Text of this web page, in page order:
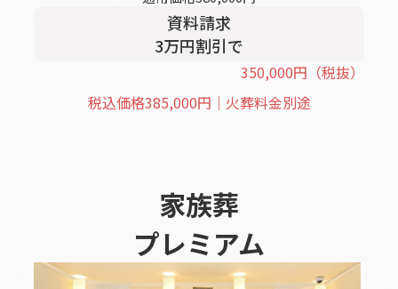
資料請求
3万円割引で
350,000円 （税抜）
税込価格385,000円｜火葬料金別途
家族葬
プレミアム